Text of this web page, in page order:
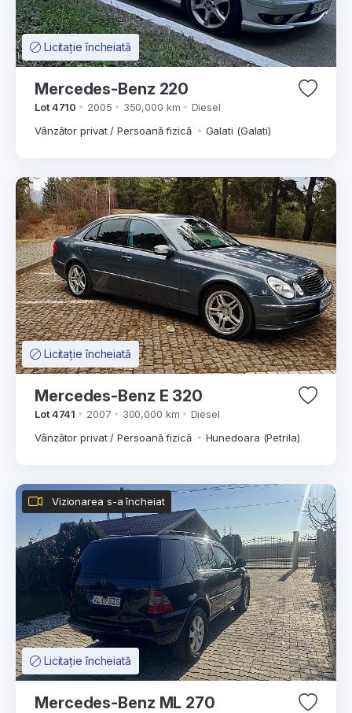
Licitație încheiată
Mercedes-Benz 220
Lot 4710 2005 350,000 km
Diesel
Vânzător privat / Persoană fizică
Galati (Galati)
Licitație încheiată
Mercedes-Benz E 320
Lot 4741 2007 300,000 km
Diesel
Vânzător privat / Persoană fizică
Hunedoara (Petrila)
Licitație încheiată
Vizionarea s-a încheiat
Mercedes-Benz ML 270